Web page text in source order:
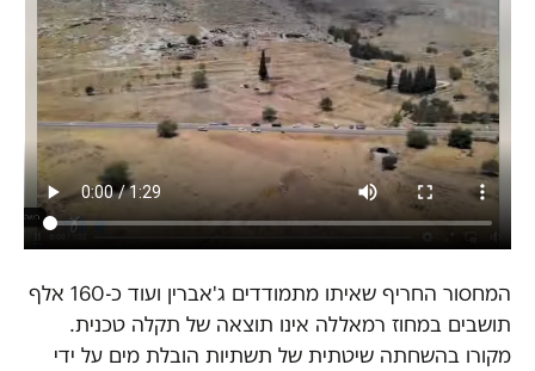
המחסור החריף שאיתו מתמודדים ג'אברין ועוד כ-160 אלף
תושבים במחוז רמאללה אינו תוצאה של תקלה טכנית.
מקורו בהשחתה שיטתית של תשתיות הובלת מים על ידי